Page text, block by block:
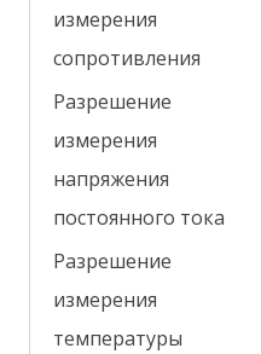
измерения
сопротивления
Разрешение
измерения
напряжения
постоянного тока
Разрешение
измерения
температуры